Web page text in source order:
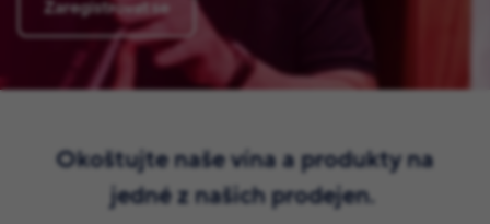
Zaregistrovat se
Okoštujte naše vína a produkty na
jedné z našich prodejen.